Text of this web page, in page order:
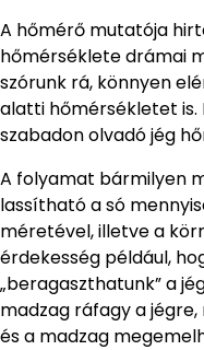
A hőmérő mutatója
hőmérséklete drámai
szórunk rá, könnyen
alatti hőmérsékletet is.
szabadon olvadó jég
A folyamat bármilyen
lassítható a só
méretével, illetve a
érdekesség például,
„beragaszthatunk” a
madzag ráfagy a
és a madzag